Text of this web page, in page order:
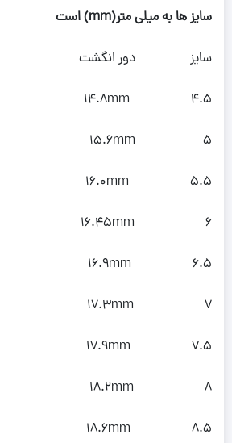
سایز ها به میلی متر(mm) است
سایز دور انگشت
4.5 14.8mm
5 15.6mm
5.5 16.0mm
6 16.45mm
6.5 16.9mm
7 17.3mm
7.5 17.9mm
8 18.2mm
8.5 18.6mm